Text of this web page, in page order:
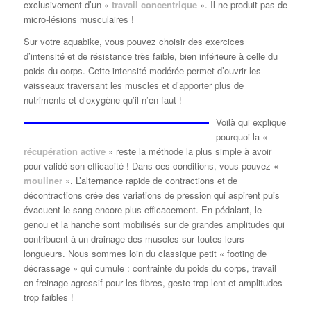
exclusivement d’un « travail concentrique». Il ne produit pas de
micro-lésions musculaires !
Sur votre aquabike, vous pouvez choisir des exercices
d’intensité et de résistance très faible, bien inférieure à celle du
poids du corps. Cette intensité modérée permet d’ouvrir les
vaisseaux traversant les muscles et d’apporter plus de
nutriments et d’oxygène qu’il n’en faut !
Voilà qui explique
pourquoi la «
récupération active» reste la méthode la plus simple à avoir
pour validé son efficacité ! Dans ces conditions, vous pouvez «
mouliner». L’alternance rapide de contractions et de
décontractions crée des variations de pression qui aspirent puis
évacuent le sang encore plus efficacement. En pédalant, le
genou et la hanche sont mobilisés sur de grandes amplitudes qui
contribuent à un drainage des muscles sur toutes leurs
longueurs. Nous sommes loin du classique petit « footing de
décrassage » qui cumule : contrainte du poids du corps, travail
en freinage agressif pour les fibres, geste trop lent et amplitudes
trop faibles !